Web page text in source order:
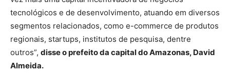
tecnológicos e de desenvolvimento, atuando em diversos
segmentos relacionados, como e-commerce de produtos
regionais, startups, institutos de pesquisa, dentre
outros”, disse o prefeito da capital do Amazonas, David
Almeida.